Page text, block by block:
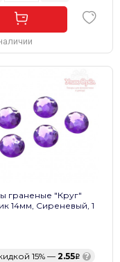
граненые "Круг"
14мм, Сиреневый, 1
15% — 2.55 ?